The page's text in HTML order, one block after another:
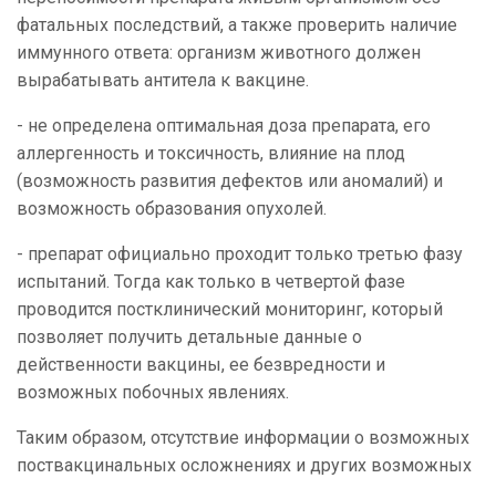
фатальных последствий, а также проверить наличие
иммунного ответа: организм животного должен
вырабатывать антитела к вакцине.
- не определена оптимальная доза препарата, его
аллергенность и токсичность, влияние на плод
(возможность развития дефектов или аномалий) и
возможность образования опухолей.
- препарат официально проходит только третью фазу
испытаний. Тогда как только в четвертой фазе
проводится постклинический мониторинг, который
позволяет получить детальные данные о
действенности вакцины, ее безвредности и
возможных побочных явлениях.
Таким образом, отсутствие информации о возможных
поствакцинальных осложнениях и других возможных